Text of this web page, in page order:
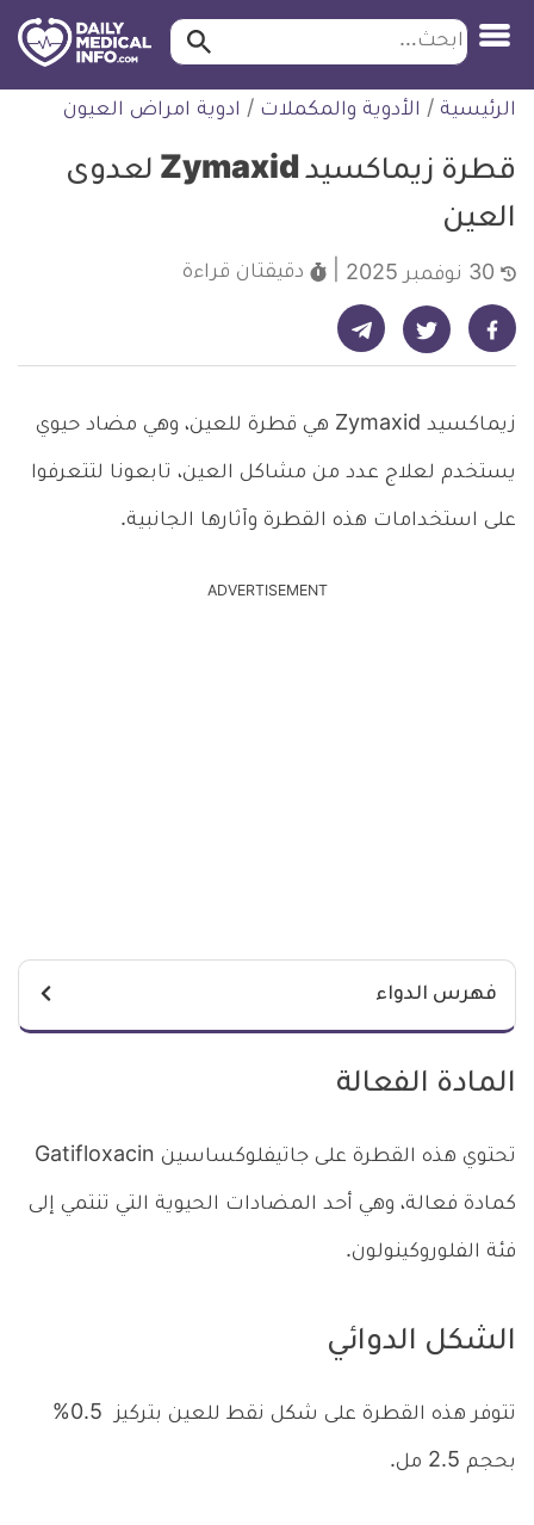
التخطي
للمحتوى
طبية
ابحث ابحث…
الرئيسية / الأدوية والمكملات / ادوية امراض العيون
قطرة زيماكسيد Zymaxid لعدوى
العين
دقيقتان قراءة
شارك على فيسبوك - ديلي ميديكال انفو شارك على تويتر - ديلي ميديكال انفو شارك على تيليجرام - ديلي ميديكال انفو
زيماكسيد Zymaxid هي قطرة للعين، وهي مضاد حيوي
يستخدم لعلاج عدد من مشاكل العين، تابعونا لتتعرفوا
على استخدامات هذه القطرة وآثارها الجانبية.
ADVERTISEMENT
فهرس الدواء
المادة الفعالة
تحتوي هذه القطرة على جاتيفلوكساسين Gatifloxacin
كمادة فعالة، وهي أحد المضادات الحيوية التي تنتمي إلى
فئة الفلوروكينولون.
الشكل الدوائي
تتوفر هذه القطرة على شكل نقط للعين بتركيز 0.5%
بحجم 2.5 مل.